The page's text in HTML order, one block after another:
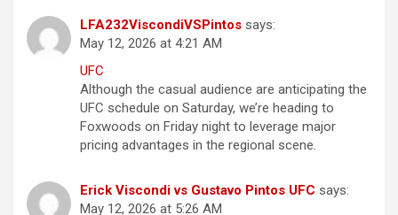
LFA232ViscondiVSPintos says:
May 12, 2026 at 4:21 AM
UFC
Although the casual audience are anticipating the
UFC schedule on Saturday, we’re heading to
Foxwoods on Friday night to leverage major
pricing advantages in the regional scene.
Erick Viscondi vs Gustavo Pintos UFC says:
May 12, 2026 at 5:26 AM